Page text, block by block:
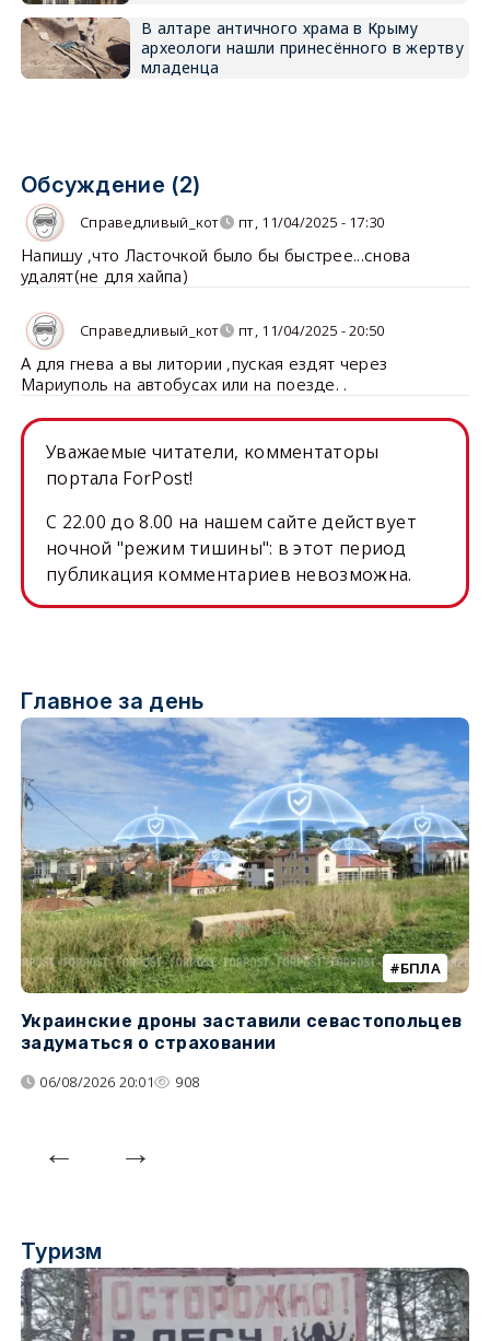
В алтаре античного храма в Крыму
археологи нашли принесённого в жертву
младенца
Обсуждение (2)
Справедливый_кот пт, 11/04/2025 - 17:30
Напишу ,что Ласточкой было бы быстрее...снова
удалят(не для хайпа)
Справедливый_кот пт, 11/04/2025 - 20:50
А для гнева а вы литории ,пуская ездят через
Мариуполь на автобусах или на поезде. .
Уважаемые читатели, комментаторы
портала ForPost!
C 22.00 до 8.00 на нашем сайте действует
ночной "режим тишины": в этот период
публикация комментариев невозможна.
Главное за день
БПЛА
Украинские дроны заставили севастопольцев
задуматься о страховании
06/08/2026 20:01 908
Туризм